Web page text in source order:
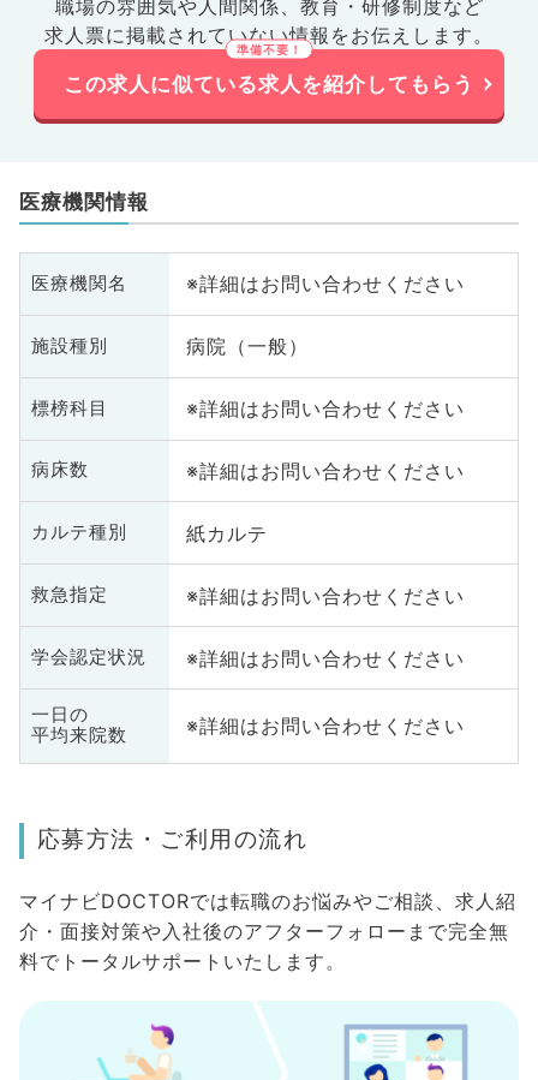
職場の雰囲気や人間関係、 教育・研修制度など
求人票に掲載されていない情報をお伝えします。
この求人に似ている求人を紹介してもらう
医療機関情報
医療機関名 ※詳細はお問い合わせください
施設種別 病院（一般）
標榜科目 ※詳細はお問い合わせください
病床数 ※詳細はお問い合わせください
カルテ種別 紙カルテ
救急指定 ※詳細はお問い合わせください
学会認定状況 ※詳細はお問い合わせください
一日の
平均来院数
※詳細はお問い合わせください
応募方法・ご利用の流れ
マイナビDOCTORでは転職のお悩みやご相談、求人紹
介・面接対策や入社後のアフターフォローまで完全無
料でトータルサポートいたします。